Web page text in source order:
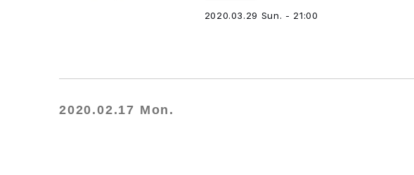
2020.03.29 Sun. - 21:00
2020.02.17 Mon.